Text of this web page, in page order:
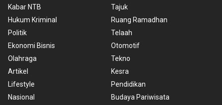
Kabar NTB
Hukum Kriminal
Politik
Ekonomi Bisnis
Olahraga
Artikel
Lifestyle
Nasional
Tajuk
Ruang Ramadhan
Telaah
Otomotif
Tekno
Kesra
Pendidikan
Budaya Pariwisata